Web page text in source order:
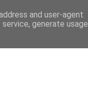
and user-agent
generate usage